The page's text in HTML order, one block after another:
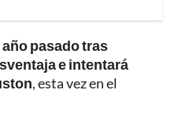
pasado tras
e intentará
, esta vez en el